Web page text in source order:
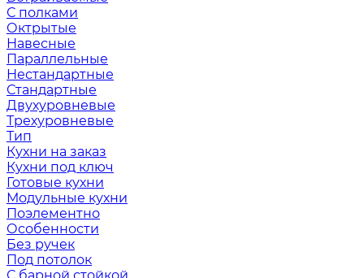
С полками
Октрытые
Навесные
Параллельные
Нестандартные
Стандартные
Двухуровневые
Трехуровневые
Тип
Кухни на заказ
Кухни под ключ
Готовые кухни
Модульные кухни
Поэлементно
Особенности
Без ручек
Под потолок